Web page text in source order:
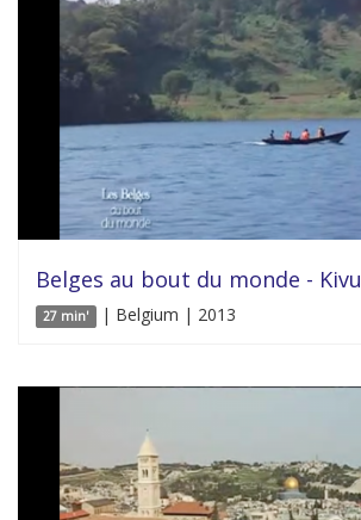
Belges au bout du monde - Kivu
27 min' | Belgium | 2013